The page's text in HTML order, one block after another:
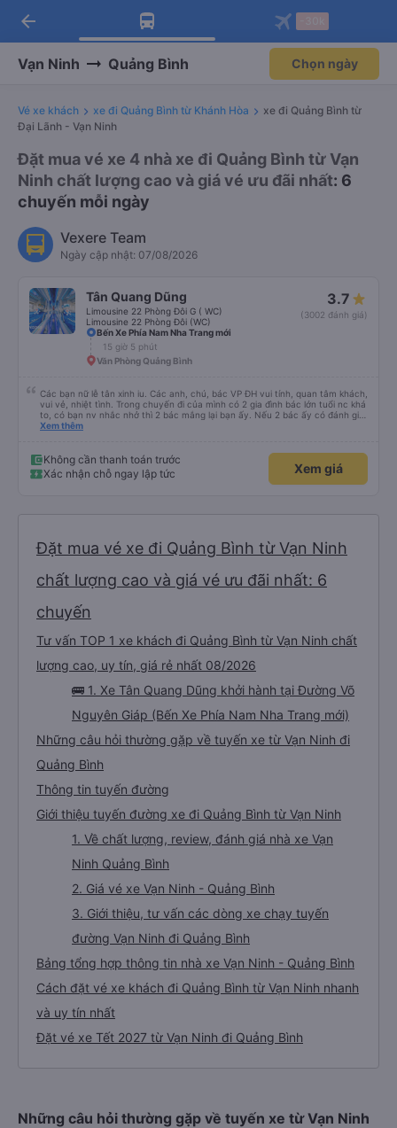
Tải app Vexere ngay!
Nhận ưu đãi thành viên độc
Mở app
Tải app Vexere
-30k/ghế khi đặt vé máy bay qua
Mở app
arrow_back
Vạn Ninh Quảng Bình Chọn ngày
Vé xe khách xe đi Quảng Bình từ Khánh Hòa
xe đi Quảng Bình từ
Đại Lãnh - Vạn Ninh
Đặt mua vé xe 4 nhà xe đi Quảng Bình từ Vạn
Ninh chất lượng cao và giá vé ưu đãi nhất: 6
chuyến mỗi ngày
Vexere Team
Ngày cập nhật: 07/08/2026
Tân Quang Dũng
Limousine 22 Phòng Đôi G ( WC)
Limousine 22 Phòng Đôi (WC)
3.7
(3002 đánh giá)
Bến Xe Phía Nam Nha Trang mới
15 giờ 5 phút
Văn Phòng Quảng Bình
Các bạn nữ lễ tân xinh iu. Các anh, chú, bác VP ĐH vui tính, quan tâm khách,
vui vẻ, nhiệt tình. Trong chuyến đi của mình có 2 gia đình bác lớn tuổi nc khá
to, có bạn nv nhắc nhở thì 2 bác mắng lại bạn ấy. Nếu 2 bác ấy có đánh giá
xấu thì mình ngược lại nha. Bạn ấy nhắc nhở rất đúng. 2 bác nói rất to. To
bạn ấy nha. Nếu bạn ấy bị trừ thì bảo bạn ấy liên hệ sđt của mình, mình hỗ
trợ ạ. Số mình đuôi 666, chuyến ĐH-NT ngày 16/1. À các bạn nữ lễ tân xinh
iu còn đổi cho mình phòng đơn sang đôi xong còn note là (một mình) yêu
Xem thêm
Không cần thanh toán trước
Xác nhận chỗ ngay lập tức
Xem giá
Đặt mua vé xe đi Quảng Bình từ Vạn Ninh
chất lượng cao và giá vé ưu đãi nhất: 6
chuyến
Tư vấn TOP 1 xe khách đi Quảng Bình từ Vạn Ninh chất
lượng cao, uy tín, giá rẻ nhất 08/2026
🚌 1. Xe Tân Quang Dũng khởi hành tại Đường Võ
Nguyên Giáp (Bến Xe Phía Nam Nha Trang mới)
Những câu hỏi thường gặp về tuyến xe từ Vạn Ninh đi
Quảng Bình
Thông tin tuyến đường
Giới thiệu tuyến đường xe đi Quảng Bình từ Vạn Ninh
1. Về chất lượng, review, đánh giá nhà xe Vạn
Ninh Quảng Bình
2. Giá vé xe Vạn Ninh - Quảng Bình
3. Giới thiệu, tư vấn các dòng xe chạy tuyến
đường Vạn Ninh đi Quảng Bình
Bảng tổng hợp thông tin nhà xe Vạn Ninh - Quảng Bình
Cách đặt vé xe khách đi Quảng Bình từ Vạn Ninh nhanh
và uy tín nhất
Đặt vé xe Tết 2027 từ Vạn Ninh đi Quảng Bình
Những câu hỏi thường gặp về tuyến xe từ Vạn Ninh